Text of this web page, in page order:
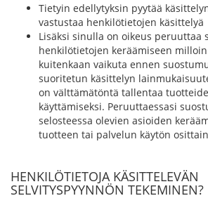
Tietyin edellytyksin pyytää
vastustaa henkilötietojen käsittelyä
Lisäksi sinulla on oikeus peruuttaa
henkilötietojen keräämiseen
kuitenkaan vaikuta ennen
suoritetun käsittelyn
on välttämätöntä tallentaa
käyttämiseksi. Peruuttaessasi
selosteessa olevien asioiden
tuotteen tai palvelun käytön
HENKILÖTIETOJA KÄSITTELEVÄN
SELVITYSPYYNNÖN TEKEMINEN?